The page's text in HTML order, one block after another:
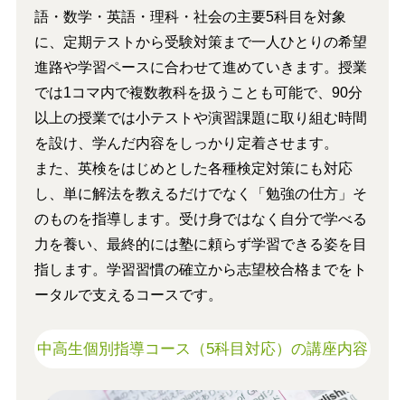
語・数学・英語・理科・社会の主要5科目を対象
に、定期テストから受験対策まで一人ひとりの希望
進路や学習ペースに合わせて進めていきます。授業
では1コマ内で複数教科を扱うことも可能で、90分
以上の授業では小テストや演習課題に取り組む時間
を設け、学んだ内容をしっかり定着させます。
また、英検をはじめとした各種検定対策にも対応
し、単に解法を教えるだけでなく「勉強の仕方」そ
のものを指導します。受け身ではなく自分で学べる
力を養い、最終的には塾に頼らず学習できる姿を目
指します。学習習慣の確立から志望校合格までをト
ータルで支えるコースです。
中高生個別指導コース（5科目対応）の講座内容